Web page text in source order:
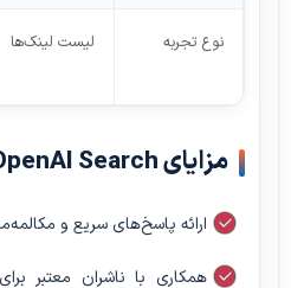
نوع تجربه لیست لینک‌ها
مزایای OpenAI Search
ارائه پاسخ‌های سریع و
همکاری با ناشران معتبر